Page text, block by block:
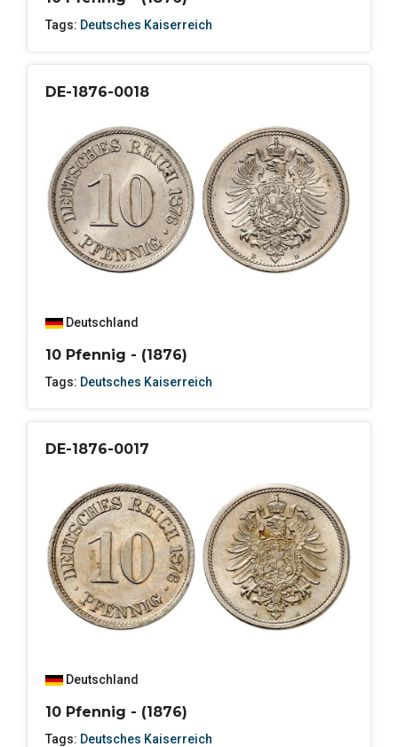
Tags: Deutsches Kaiserreich
DE-1876-0018
Deutschland
10 Pfennig - (1876)
Tags: Deutsches Kaiserreich
DE-1876-0017
Deutschland
10 Pfennig - (1876)
Tags: Deutsches Kaiserreich